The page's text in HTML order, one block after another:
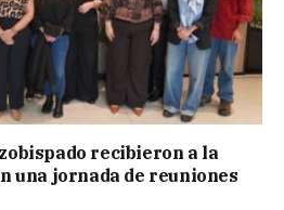
recibieron a la
una jornada de reuniones